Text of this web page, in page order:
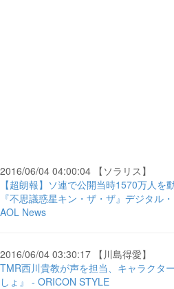
2016/06/04 04:00:04 【ソラリス】
【超朗報】ソ連で公開当時1570万人を
『不思議惑星キン・ザ・ザ』デジタル
AOL News
2016/06/04 03:30:17 【川島得愛】
TMR西川貴教が声を担当、キャラクタ
しょ』 - ORICON STYLE